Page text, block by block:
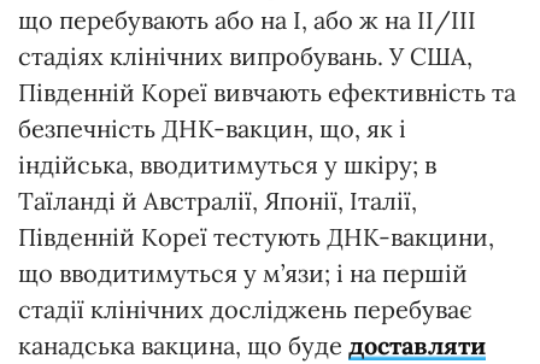
що перебувають або на І, або ж на ІІ/ІІІ
стадіях клінічних випробувань. У США,
Південній Кореї вивчають ефективність та
безпечність ДНК-вакцин, що, як і
індійська, вводитимуться у шкіру; в
Таїланді й Австралії, Японії, Італії,
Південній Кореї тестують ДНК-вакцини,
що вводитимуться у м’язи; і на першій
стадії клінічних досліджень перебуває
канадська вакцина, що буде доставляти